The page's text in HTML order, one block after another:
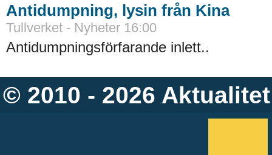
Antidumpning, lysin från Kina
Tullverket - Nyheter 16:00
Antidumpningsförfarande inlett..
© 2010 - 2026 Aktualitet